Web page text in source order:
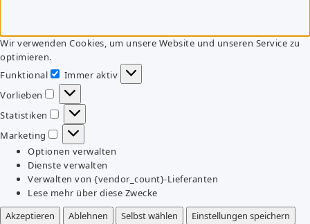
Wir verwenden Cookies, um unsere Website und unseren Service zu
optimieren.
Funktional
Funktional
Immer aktiv
Vorlieben
Vorlieben
Statistiken
Statistiken
Marketing
Marketing
Optionen verwalten
Dienste verwalten
Verwalten von {vendor_count}-Lieferanten
Lese mehr über diese Zwecke
Akzeptieren
Ablehnen Selbst wählen
Einstellungen speichern